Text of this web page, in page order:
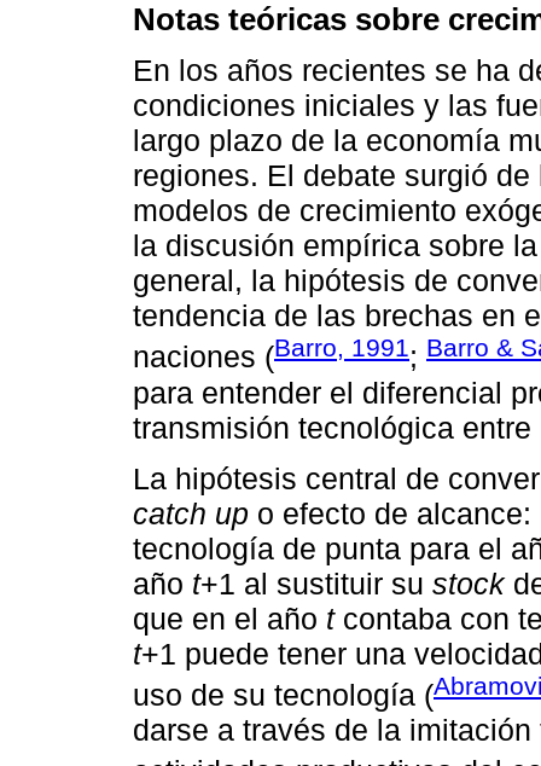
Notas teóricas sobre
En los años recientes se ha
condiciones iniciales y las
largo plazo de la economía
regiones. El debate surgió
modelos de crecimiento
la discusión empírica sobre
general, la hipótesis de
tendencia de las brechas en
naciones (Barro, 1991; Barro &
para entender el diferencial
transmisión tecnológica
La hipótesis central de
catch up o efecto de
tecnología de punta para el
año t+1 al sustituir su stock
que en el año tcontaba con
t+1 puede tener una
uso de su tecnología (
darse a través de la